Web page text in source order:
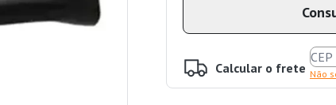
Calcular o frete Não